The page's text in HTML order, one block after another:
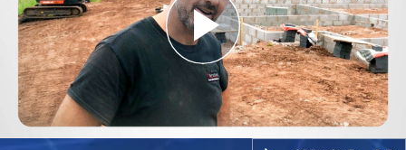
Play
Video